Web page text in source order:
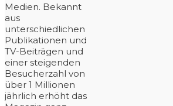
Medien. Bekannt
aus
unterschiedlichen
Publikationen und
TV-Beiträgen und
einer steigenden
Besucherzahl von
über 1 Millionen
jährlich erhöht das